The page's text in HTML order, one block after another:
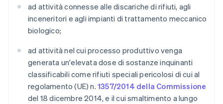
ad attività connesse alle discariche di rifiuti, agli
inceneritori e agli impianti di trattamento meccanico
biologico;
ad attività nel cui processo produttivo venga
generata un'elevata dose di sostanze inquinanti
classificabili come rifiuti speciali pericolosi di cui al
regolamento (UE) n. 1357/2014 della Commissione
del 18 dicembre 2014, e il cui smaltimento a lungo